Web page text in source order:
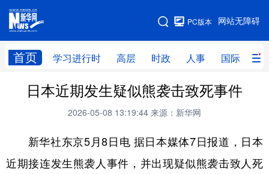
网站无障碍
PC版本
首页 学习进行时 高层 时政 人事 国际 财
网站地图
学习进行时 高层 时政 人事
财经 网评
台湾 思客智库 全球连线 教育
科技 科创 量子 体育
日本近期发生疑似熊袭击致死事件
2026-05-08 13:19:44 来源：新华网
新华社东京5月8日电 据日本媒体7日报道，日本
近期接连发生熊袭人事件，并出现疑似熊袭击致人死